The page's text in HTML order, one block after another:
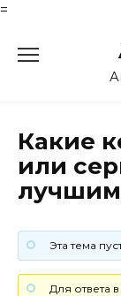
=
Какие
или
Эта тема
Для ответа